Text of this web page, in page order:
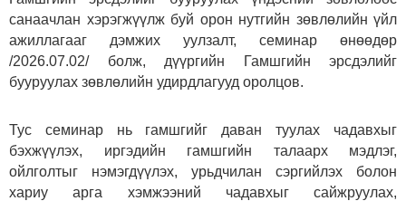
санаачлан хэрэгжүүлж буй орон нутгийн зөвлөлийн үйл
ажиллагааг дэмжих уулзалт, семинар өнөөдөр
/2026.07.02/ болж, дүүргийн Гамшгийн эрсдэлийг
бууруулах зөвлөлийн удирдлагууд оролцов.
Тус семинар нь гамшгийг даван туулах чадавхыг
бэхжүүлэх, иргэдийн гамшгийн талаарх мэдлэг,
ойлголтыг нэмэгдүүлэх, урьдчилан сэргийлэх болон
хариу арга хэмжээний чадавхыг сайжруулах,